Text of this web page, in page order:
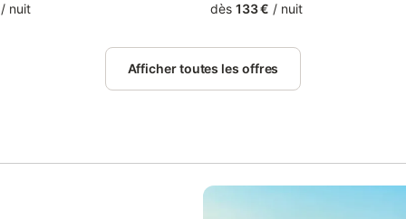
Borne de recharge is a bed and
from Congres Palace.
/ nuit
détente. Possibilité de
directement au départ du gîte. Le
comprend 2 chambres avec lit
euros/personne supplémentaire.
dès 133 € / nuit
Afficher toutes les offres